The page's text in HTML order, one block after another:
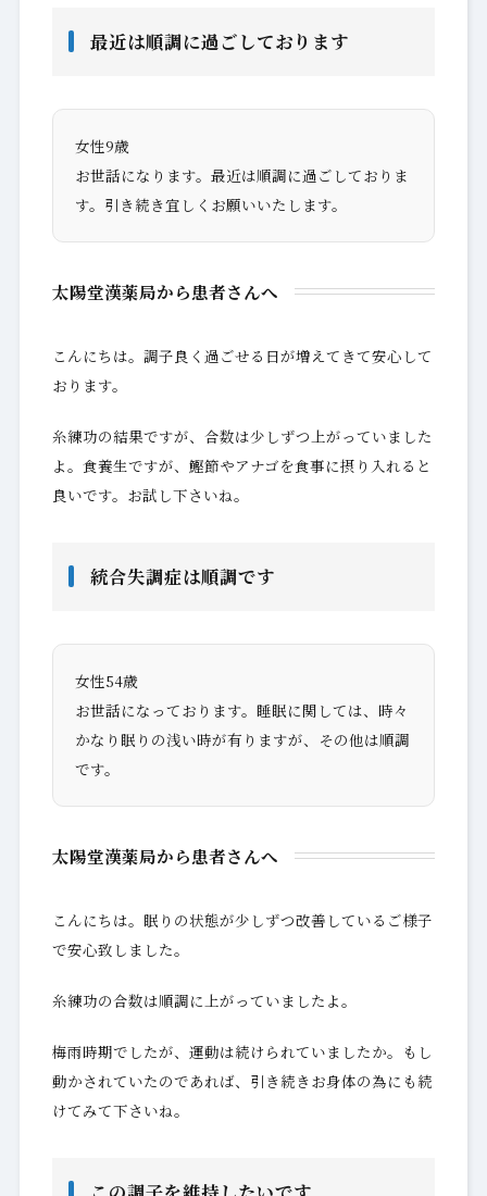
最近は順調に過ごしております
女性9歳
お世話になります。最近は順調に過ごしておりま
す。引き続き宜しくお願いいたします。
太陽堂漢薬局から患者さんへ
こんにちは。調子良く過ごせる日が増えてきて安心して
おります。
糸練功の結果ですが、合数は少しずつ上がっていました
よ。食養生ですが、鰹節やアナゴを食事に摂り入れると
良いです。お試し下さいね。
統合失調症は順調です
女性54歳
お世話になっております。睡眠に関しては、時々
かなり眠りの浅い時が有りますが、その他は順調
です。
太陽堂漢薬局から患者さんへ
こんにちは。眠りの状態が少しずつ改善しているご様子
で安心致しました。
糸練功の合数は順調に上がっていましたよ。
梅雨時期でしたが、運動は続けられていましたか。もし
動かされていたのであれば、引き続きお身体の為にも続
けてみて下さいね。